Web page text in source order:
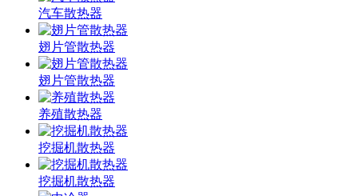
汽车散热器
翅片管散热器
翅片管散热器
养殖散热器
挖掘机散热器
挖掘机散热器